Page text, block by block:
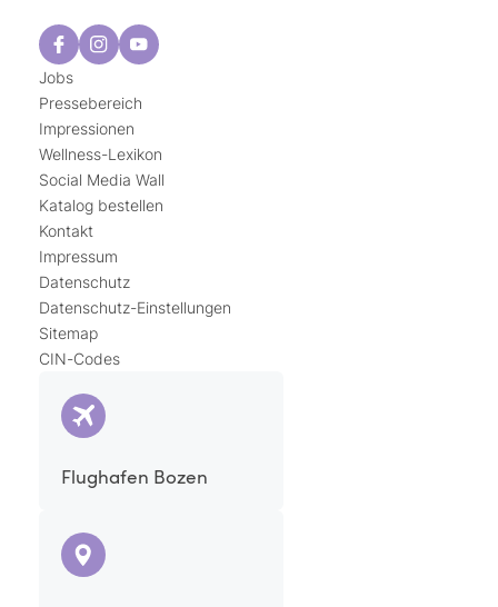
Jobs
Pressebereich
Impressionen
Wellness-Lexikon
Social Media Wall
Katalog bestellen
Kontakt
Impressum
Datenschutz
Datenschutz-Einstellungen
Sitemap
CIN-Codes
Flughafen Bozen